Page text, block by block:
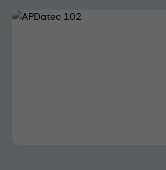
Bildergalerie überspringen